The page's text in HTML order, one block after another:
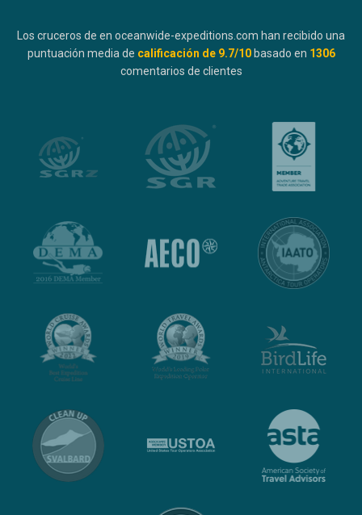
Los cruceros de en oceanwide-expeditions.com han recibido una
puntuación media de calificación de 9.7/10 basado en 1306
comentarios de clientes